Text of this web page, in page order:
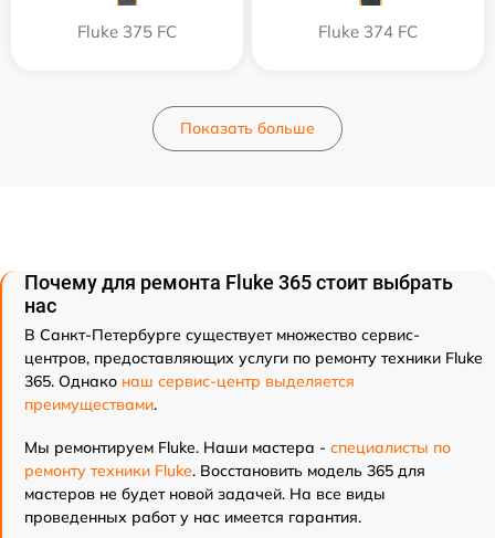
Fluke 375 FC Fluke 374 FC
Показать больше
Почему для ремонта Fluke 365 стоит выбрать
нас
В Санкт-Петербурге существует множество сервис-
центров, предоставляющих услуги по ремонту техники Fluke
365. Однако наш сервис-центр выделяется
преимуществами.
Мы ремонтируем Fluke. Наши мастера - специалисты по
ремонту техники Fluke. Восстановить модель 365 для
мастеров не будет новой задачей. На все виды
проведенных работ у нас имеется гарантия.